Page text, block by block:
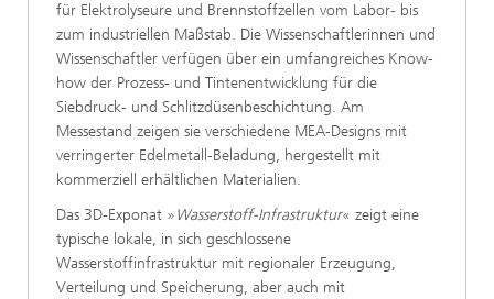
für Elektrolyseure und Brennstoffzellen vom Labor- bis
zum industriellen Maßstab. Die Wissenschaftlerinnen und
Wissenschaftler verfügen über ein umfangreiches Know-
how der Prozess- und Tintenentwicklung für die
Siebdruck- und Schlitzdüsenbeschichtung. Am
Messestand zeigen sie verschiedene MEA-Designs mit
verringerter Edelmetall-Beladung, hergestellt mit
kommerziell erhältlichen Materialien.
Das 3D-Exponat »Wasserstoff-Infrastruktur« zeigt eine
typische lokale, in sich geschlossene
Wasserstoffinfrastruktur mit regionaler Erzeugung,
Verteilung und Speicherung, aber auch mit